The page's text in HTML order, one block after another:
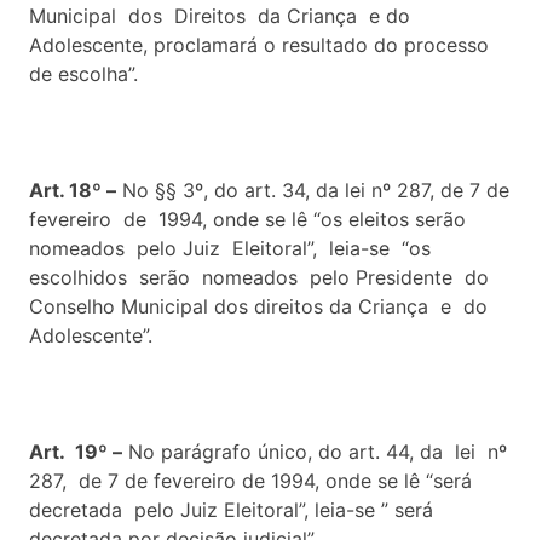
Municipal dos Direitos da Criança e do
Adolescente, proclamará o resultado do processo
de escolha”.
Art. 18º – No §§ 3º, do art. 34, da lei nº 287, de 7 de
fevereiro de 1994, onde se lê “os eleitos serão
nomeados pelo Juiz Eleitoral”, leia-se “os
escolhidos serão nomeados pelo Presidente do
Conselho Municipal dos direitos da Criança e do
Adolescente”.
Art. 19º – No parágrafo único, do art. 44, da lei nº
287, de 7 de fevereiro de 1994, onde se lê “será
decretada pelo Juiz Eleitoral”, leia-se ” será